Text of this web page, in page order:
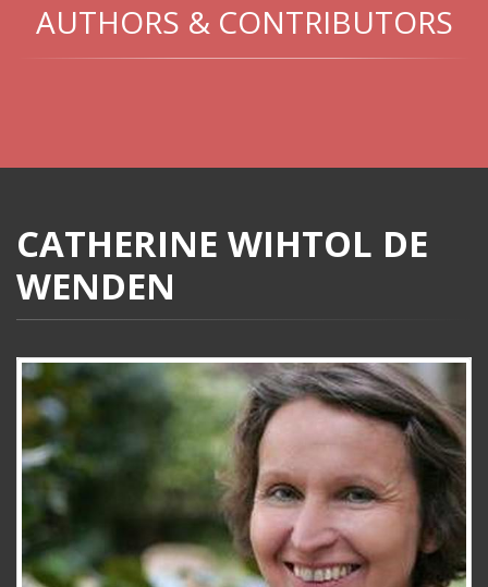
AUTHORS & CONTRIBUTORS
CATHERINE WIHTOL DE
WENDEN